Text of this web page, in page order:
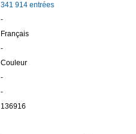
341 914 entrées
-
Français
-
Couleur
-
-
136916